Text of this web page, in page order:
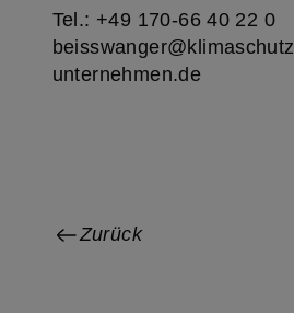
Tel.: +49 170-66 40 22 0
unternehmen.de
Zurück